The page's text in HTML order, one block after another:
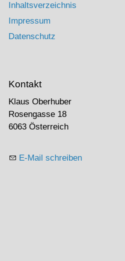
Inhaltsverzeichnis
Impressum
Datenschutz
Kontakt
Klaus Oberhuber
Rosengasse 18
6063 Österreich
E-Mail schreiben